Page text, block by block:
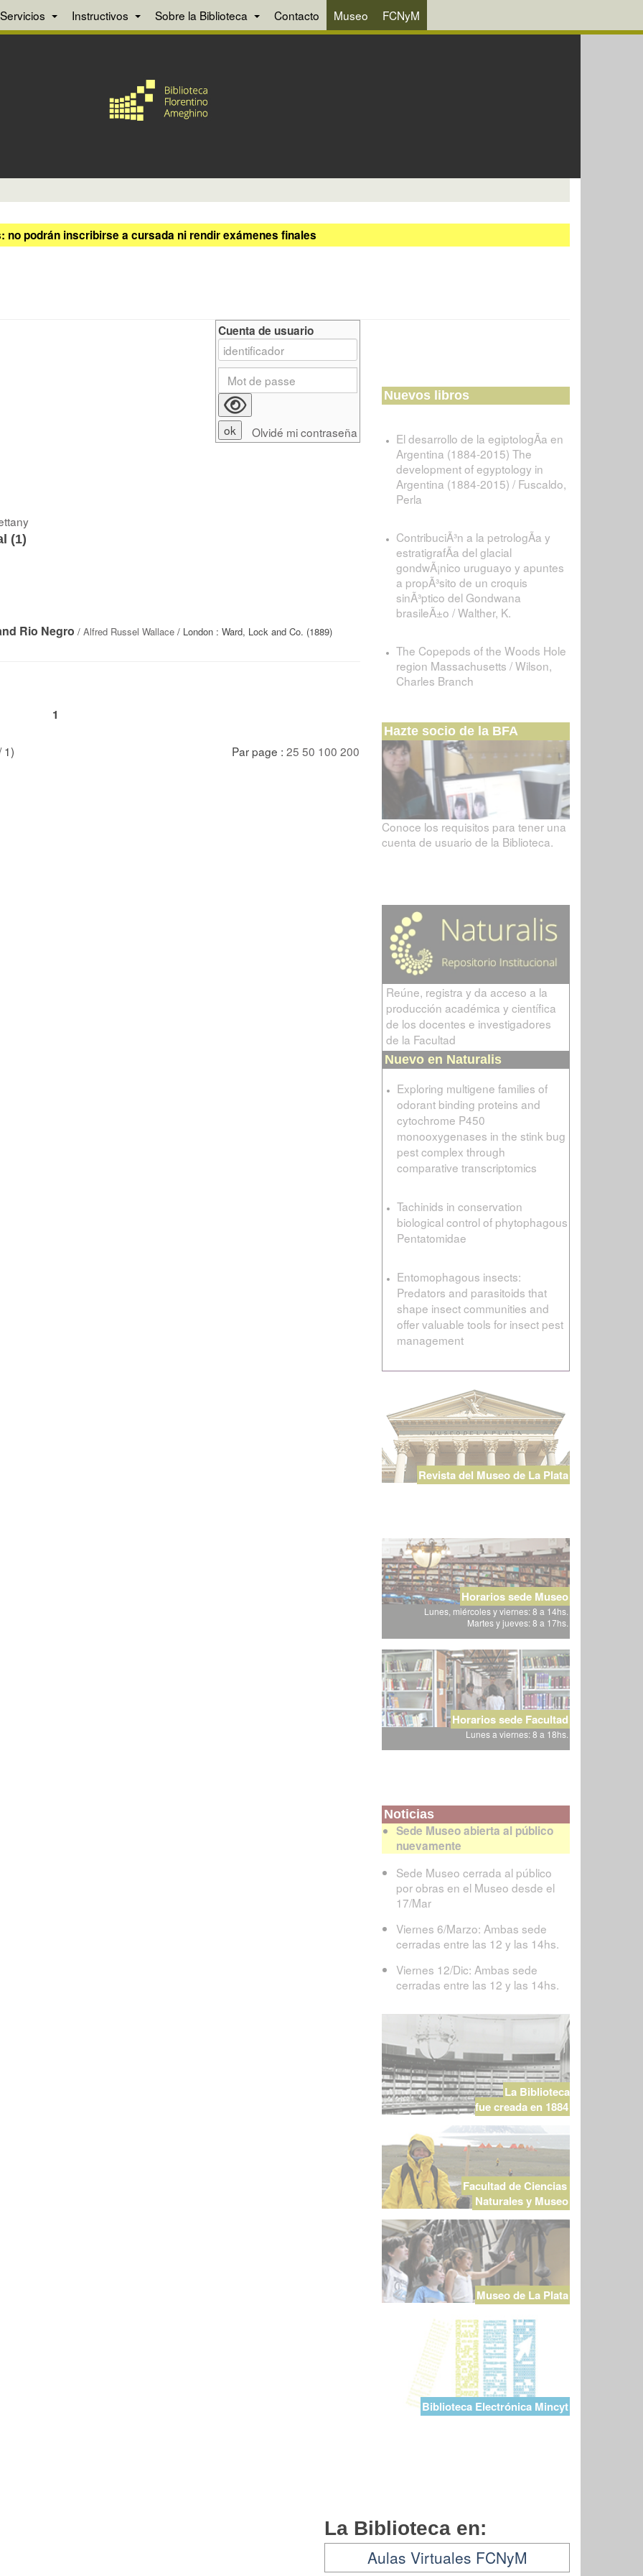
Servicios Instructivos Sobre la Biblioteca Contacto Museo FCNyM
podrán inscribirse a cursada ni rendir exámenes finales
(1)
Rio Negro / Alfred Russel Wallace / London : Ward, Lock and Co. (1889)
1
1) Par page : 25 50 100 200
Cuenta de usuario
Olvidé mi contraseña
Nuevos libros
El desarrollo de la egiptologÃ­a en
Argentina (1884-2015) The
development of egyptology in
Argentina (1884-2015) / Fuscaldo,
Perla
ContribuciÃ³n a la petrologÃ­a y
estratigrafÃ­a del glacial
gondwÃ¡nico uruguayo y apuntes
a propÃ³sito de un croquis
sinÃ³ptico del Gondwana
brasileÃ±o / Walther, K.
The Copepods of the Woods Hole
region Massachusetts / Wilson,
Charles Branch
Hazte socio de la BFA
Conoce los requisitos para tener una
cuenta de usuario de la Biblioteca.
Reúne, registra y da acceso a la
producción académica y científica
de los docentes e investigadores
de la Facultad
Nuevo en Naturalis
Exploring multigene families of
odorant binding proteins and
cytochrome P450
monooxygenases in the stink bug
pest complex through
comparative transcriptomics
Tachinids in conservation
biological control of phytophagous
Pentatomidae
Entomophagous insects:
Predators and parasitoids that
shape insect communities and
offer valuable tools for insect pest
management
Revista del Museo de La Plata
Horarios sede Museo
Lunes, miércoles y viernes: 8 a 14hs.
Martes y jueves: 8 a 17hs.
Horarios sede Facultad
Lunes a viernes: 8 a 18hs.
Noticias
Sede Museo abierta al público
nuevamente
Sede Museo cerrada al público
por obras en el Museo desde el
17/Mar
Viernes 6/Marzo: Ambas sede
cerradas entre las 12 y las 14hs.
Viernes 12/Dic: Ambas sede
cerradas entre las 12 y las 14hs.
La Biblioteca
fue creada en 1884
Facultad de Ciencias
Naturales y Museo
Museo de La Plata
Biblioteca Electrónica Mincyt
La Biblioteca en:
Aulas Virtuales FCNyM